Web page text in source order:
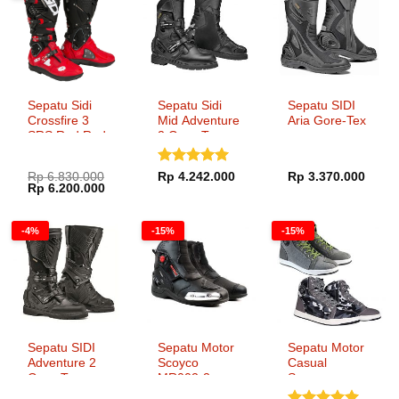
Sepatu Sidi
Crossfire 3
SRS Red Red
Rp6.830.000
Harga
aslinya
Rp 6.830.000.
Rp 6.200.000Harga
adalah:
Rp 6.200.000.
Sepatu Sidi
Mid Adventure
2 Gore-Tex
Dinilai5
Rp 4.242.000
Sepatu SIDI
Aria Gore-Tex
Rp 3.370.000
-4%
Sepatu SIDI
Adventure 2
Gore-Tex
-15%
Sepatu Motor
Scoyco
MR002-2
-15%
Sepatu Motor
Casual
Scoyco
MT016